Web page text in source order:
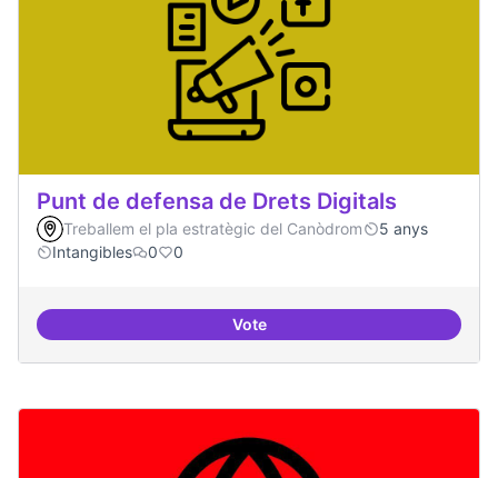
Punt de defensa de Drets Digitals
Treballem el pla estratègic del Canòdrom
5 anys
Intangibles
0 0
VotePunt de defensa de Drets Digitals